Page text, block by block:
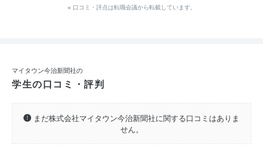
※ 口コミ・評点は転職会議から転載しています。
マイタウン今治新聞社の
学生の口コミ・評判
まだ株式会社マイタウン今治新聞社に関する口コミはありま
せん。